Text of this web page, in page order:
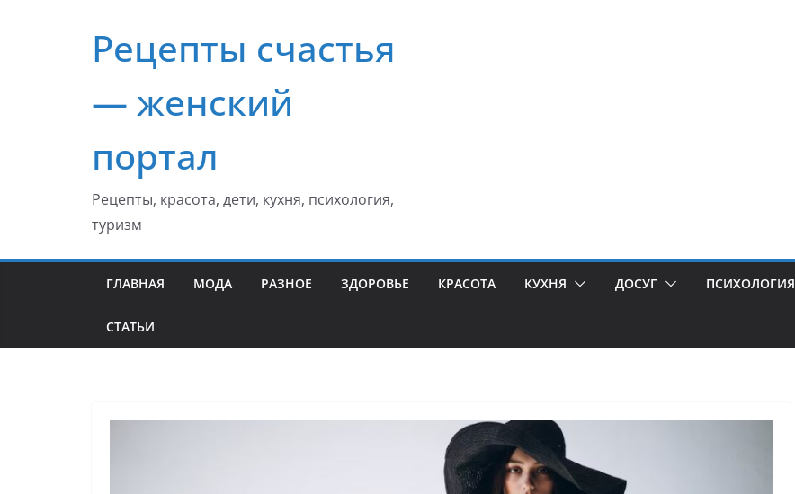
содержимомуРецепты счастья
— женский
портал
Рецепты, красота, дети, кухня, психология,
туризм
ГЛАВНАЯ МОДА РАЗНОЕ ЗДОРОВЬЕ КРАСОТА КУХНЯ ДОСУГ ПСИХОЛОГИЯ
СТАТЬИ